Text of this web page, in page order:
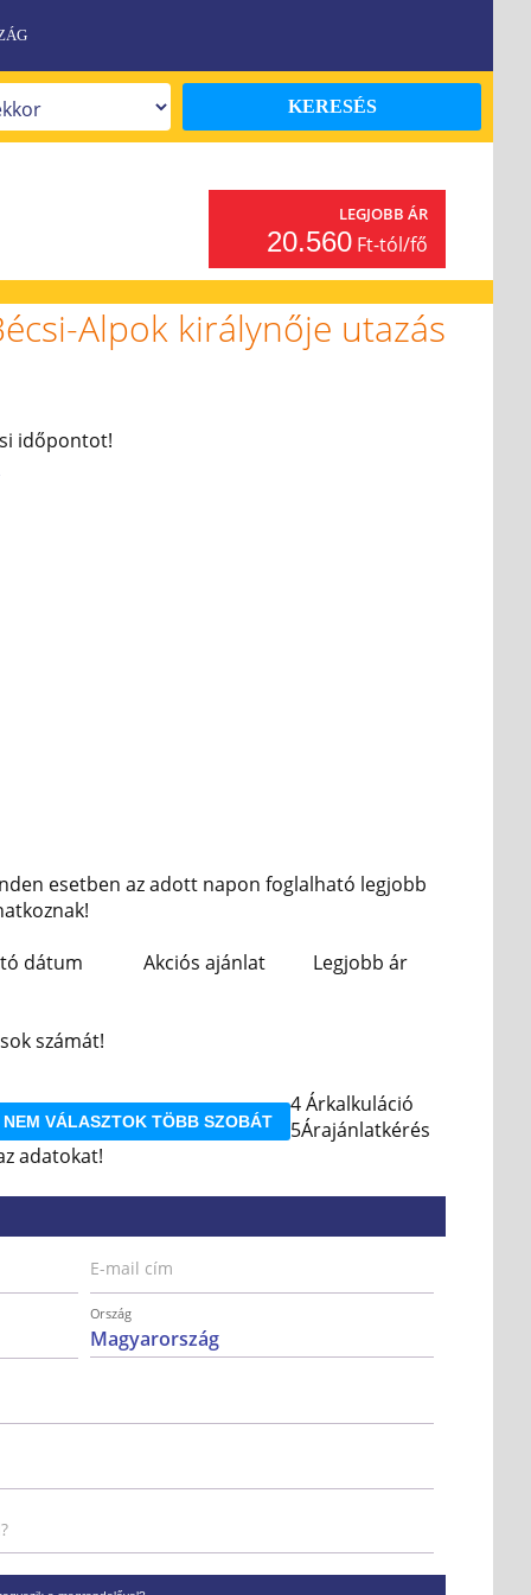
KERESÉS
LEGJOBB ÁR
Ft-tól/fő
20.560
Alpok királynője utazás
időpontot!
esetben az adott napon foglalható legjobb
dátum Akciós ajánlat
Legjobb ár
számát!
NEM VÁLASZTOK TÖBB SZOBÁT
4Árkalkuláció
5Árajánlatkérés
adatokat!
E-mail cím
Ország